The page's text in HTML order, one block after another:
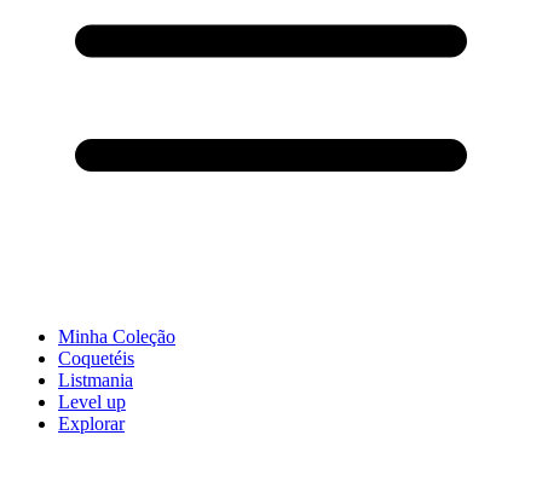
Minha Coleção
Coquetéis
Listmania
Level up
Explorar